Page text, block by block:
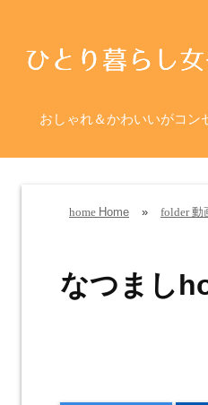
おしゃれ＆かわいいがコン
home Home » folder動
なつまし